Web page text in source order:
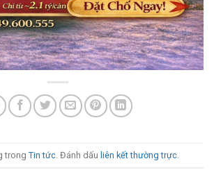
trong Tin tức . Đánh dấu liên kết thường trực